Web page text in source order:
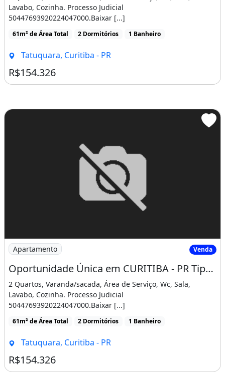
farmácias, hospitais, entre outros.
SOBRE A
N
EGOCIAÇÃO:
Características do apartamento:
Churrasqueira
Condomínio Fechado
Permitido Animais
Churrasqueira Área de serviço
Lavabo, Cozinha. Processo Judicial
50447693920224047000.Baixar [...]
61m² de Área Total 2 Dormitórios 1 Banheiro
Tatuquara, Curitiba - PR
R$154.326
Imagem: Oportunidade Única em CURITIBA - PR Tipo
Apartamento Venda
Oportunidade Única em CURITIBA - PR Tipo Apartamento
2 Quartos, Varanda/sacada, Área de Serviço, Wc, Sala,
Lavabo, Cozinha. Processo Judicial
50447693920224047000.Baixar [...]
61m² de Área Total 2 Dormitórios 1 Banheiro
Tatuquara, Curitiba - PR
R$154.326